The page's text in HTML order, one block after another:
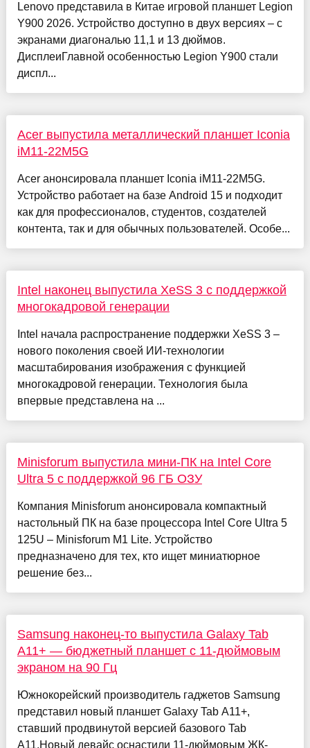
Lenovo представила в Китае игровой планшет Legion
Y900 2026. Устройство доступно в двух версиях – с
экранами диагональю 11,1 и 13 дюймов.
ДисплеиГлавной особенностью Legion Y900 стали
диспл...
Acer выпустила металлический планшет Iconia
iM11-22M5G
Acer анонсировала планшет Iconia iM11-22M5G.
Устройство работает на базе Android 15 и подходит
как для профессионалов, студентов, создателей
контента, так и для обычных пользователей. Особе...
Intel наконец выпустила XeSS 3 с поддержкой
многокадровой генерации
Intel начала распространение поддержки XeSS 3 –
нового поколения своей ИИ-технологии
масштабирования изображения с функцией
многокадровой генерации. Технология была
впервые представлена на ...
Minisforum выпустила мини-ПК на Intel Core
Ultra 5 с поддержкой 96 ГБ ОЗУ
Компания Minisforum анонсировала компактный
настольный ПК на базе процессора Intel Core Ultra 5
125U – Minisforum M1 Lite. Устройство
предназначено для тех, кто ищет миниатюрное
решение без...
Samsung наконец-то выпустила Galaxy Tab
A11+ — бюджетный планшет с 11-дюймовым
экраном на 90 Гц
Южнокорейский производитель гаджетов Samsung
представил новый планшет Galaxy Tab A11+,
ставший продвинутой версией базового Tab
A11.Новый девайс оснастили 11-дюймовым ЖК-